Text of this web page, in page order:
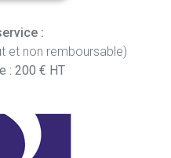
:
et non remboursable)
: 200 € HT